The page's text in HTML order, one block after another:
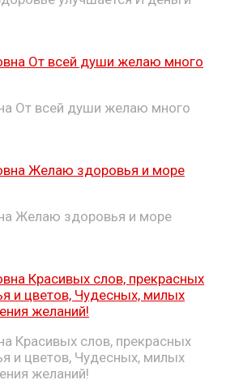
От всей души желаю много
Желаю здоровья и море
Красивых слов, прекрасных
и цветов, Чудесных, милых
желаний!